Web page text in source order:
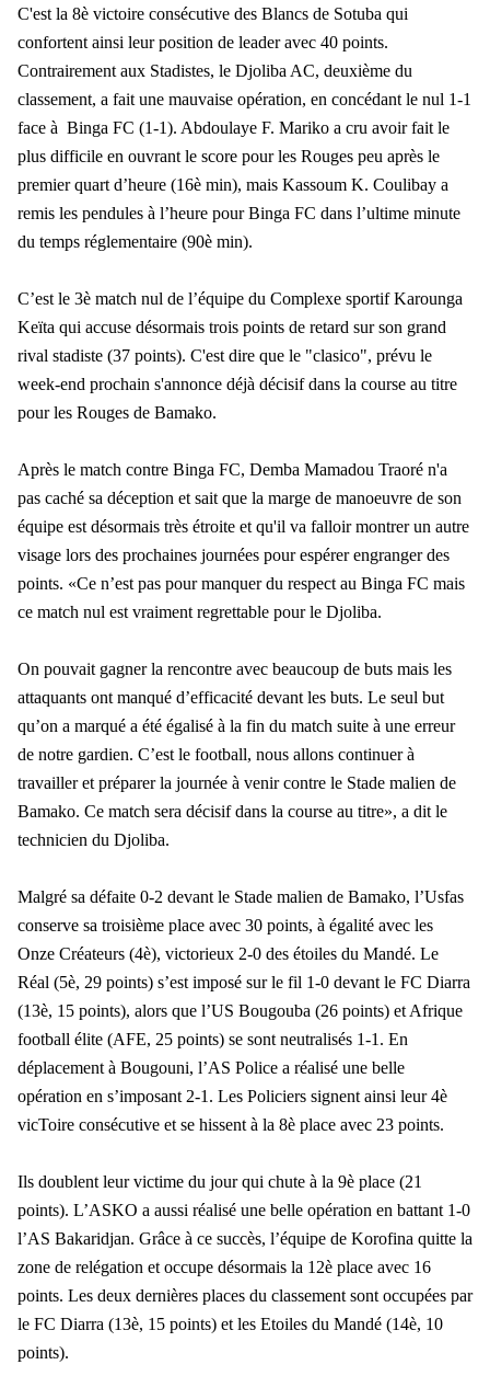
C'est la 8è victoire consécutive des Blancs de Sotuba qui
confortent ainsi leur position de leader avec 40 points.
Contrairement aux Stadistes, le Djoliba AC, deuxième du
classement, a fait une mauvaise opération, en concédant le nul 1-1
face à Binga FC (1-1). Abdoulaye F. Mariko a cru avoir fait le
plus difficile en ouvrant le score pour les Rouges peu après le
premier quart d’heure (16è min), mais Kassoum K. Coulibay a
remis les pendules à l’heure pour Binga FC dans l’ultime minute
du temps réglementaire (90è min).
C’est le 3è match nul de l’équipe du Complexe sportif Karounga
Keïta qui accuse désormais trois points de retard sur son grand
rival stadiste (37 points). C'est dire que le "clasico", prévu le
week-end prochain s'annonce déjà décisif dans la course au titre
pour les Rouges de Bamako.
Après le match contre Binga FC, Demba Mamadou Traoré n'a
pas caché sa déception et sait que la marge de manoeuvre de son
équipe est désormais très étroite et qu'il va falloir montrer un autre
visage lors des prochaines journées pour espérer engranger des
points. «Ce n’est pas pour manquer du respect au Binga FC mais
ce match nul est vraiment regrettable pour le Djoliba.
On pouvait gagner la rencontre avec beaucoup de buts mais les
attaquants ont manqué d’efficacité devant les buts. Le seul but
qu’on a marqué a été égalisé à la fin du match suite à une erreur
de notre gardien. C’est le football, nous allons continuer à
travailler et préparer la journée à venir contre le Stade malien de
Bamako. Ce match sera décisif dans la course au titre», a dit le
technicien du Djoliba.
Malgré sa défaite 0-2 devant le Stade malien de Bamako, l’Usfas
conserve sa troisième place avec 30 points, à égalité avec les
Onze Créateurs (4è), victorieux 2-0 des étoiles du Mandé. Le
Réal (5è, 29 points) s’est imposé sur le fil 1-0 devant le FC Diarra
(13è, 15 points), alors que l’US Bougouba (26 points) et Afrique
football élite (AFE, 25 points) se sont neutralisés 1-1. En
déplacement à Bougouni, l’AS Police a réalisé une belle
opération en s’imposant 2-1. Les Policiers signent ainsi leur 4è
vicToire consécutive et se hissent à la 8è place avec 23 points.
Ils doublent leur victime du jour qui chute à la 9è place (21
points). L’ASKO a aussi réalisé une belle opération en battant 1-0
l’AS Bakaridjan. Grâce à ce succès, l’équipe de Korofina quitte la
zone de relégation et occupe désormais la 12è place avec 16
points. Les deux dernières places du classement sont occupées par
le FC Diarra (13è, 15 points) et les Etoiles du Mandé (14è, 10
points).